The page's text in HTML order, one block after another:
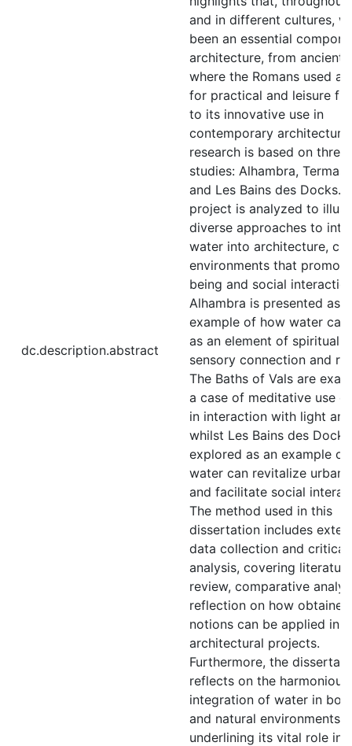
dc.description.abstract
and in different cultures,
been an essential
architecture, from ancient
where the Romans used
for practical and leisure
to its innovative use in
contemporary
research is based on three
studies: Alhambra, Termas
and Les Bains des Docks.
project is analyzed to
diverse approaches to
water into architecture,
environments that
being and social
Alhambra is presented as
example of how water can
as an element of spiritual
sensory connection and
The Baths of Vals are
a case of meditative use
in interaction with light
whilst Les Bains des
explored as an example of
water can revitalize urban
and facilitate social
The method used in this
dissertation includes
data collection and critical
analysis, covering literature
review, comparative
reflection on how obtained
notions can be applied in
architectural projects.
Furthermore, the
reflects on the harmonious
integration of water in
and natural environments,
underlining its vital role in